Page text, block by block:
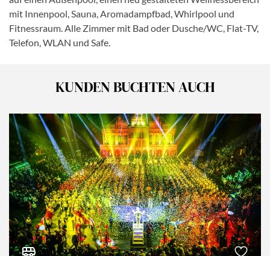
mit Innenpool, Sauna, Aromadampfbad, Whirlpool und
Fitnessraum. Alle Zimmer mit Bad oder Dusche/WC, Flat-TV,
Telefon, WLAN und Safe.
KUNDEN BUCHTEN AUCH